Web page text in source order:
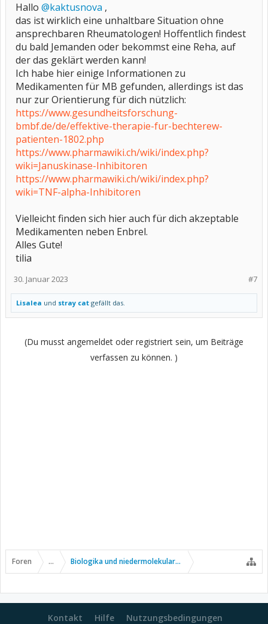
Hallo @kaktusnova ,
das ist wirklich eine unhaltbare Situation ohne
ansprechbaren Rheumatologen! Hoffentlich findest
du bald Jemanden oder bekommst eine Reha, auf
der das geklärt werden kann!
Ich habe hier einige Informationen zu
Medikamenten für MB gefunden, allerdings ist das
nur zur Orientierung für dich nützlich:
https://www.gesundheitsforschung-
bmbf.de/de/effektive-therapie-fur-bechterew-
patienten-1802.php
https://www.pharmawiki.ch/wiki/index.php?
wiki=Januskinase-Inhibitoren
https://www.pharmawiki.ch/wiki/index.php?
wiki=TNF-alpha-Inhibitoren
Vielleicht finden sich hier auch für dich akzeptable
Medikamenten neben Enbrel.
Alles Gute!
tilia
#7
30. Januar 2023
Lisalea und stray cat gefällt das.
(Du musst angemeldet oder registriert sein, um Beiträge
verfassen zu können. )
Foren ... Biologika und niedermolekulare Wirkstoffe
Kontakt Hilfe Nutzungsbedingungen